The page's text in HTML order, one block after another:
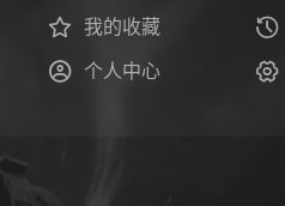
我的收藏
个人中心